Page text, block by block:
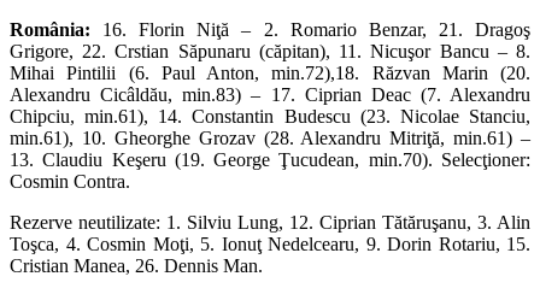
România: 16. Florin Niţă – 2. Romario Benzar, 21. Dragoş
Grigore, 22. Crstian Săpunaru (căpitan), 11. Nicuşor Bancu – 8.
Mihai Pintilii (6. Paul Anton, min.72),18. Răzvan Marin (20.
Alexandru Cicâldău, min.83) – 17. Ciprian Deac (7. Alexandru
Chipciu, min.61), 14. Constantin Budescu (23. Nicolae Stanciu,
min.61), 10. Gheorghe Grozav (28. Alexandru Mitriţă, min.61) –
13. Claudiu Keşeru (19. George Ţucudean, min.70). Selecţioner:
Cosmin Contra.
Rezerve neutilizate: 1. Silviu Lung, 12. Ciprian Tătăruşanu, 3. Alin
Toşca, 4. Cosmin Moţi, 5. Ionuţ Nedelcearu, 9. Dorin Rotariu, 15.
Cristian Manea, 26. Dennis Man.